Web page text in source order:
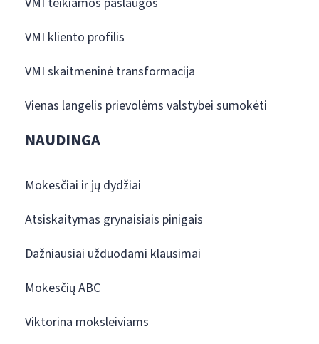
VMI kliento profilis
VMI skaitmeninė transformacija
Vienas langelis prievolėms valstybei sumokėti
NAUDINGA
Mokesčiai ir jų dydžiai
Atsiskaitymas grynaisiais pinigais
Dažniausiai užduodami klausimai
Mokesčių ABC
Viktorina moksleiviams